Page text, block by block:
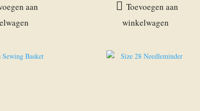
aan
Toevoegen aan
winkelwagen